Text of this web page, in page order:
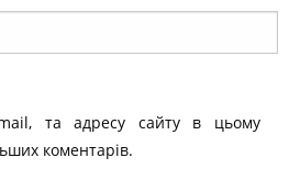
та адресу сайту в цьому
коментарів.